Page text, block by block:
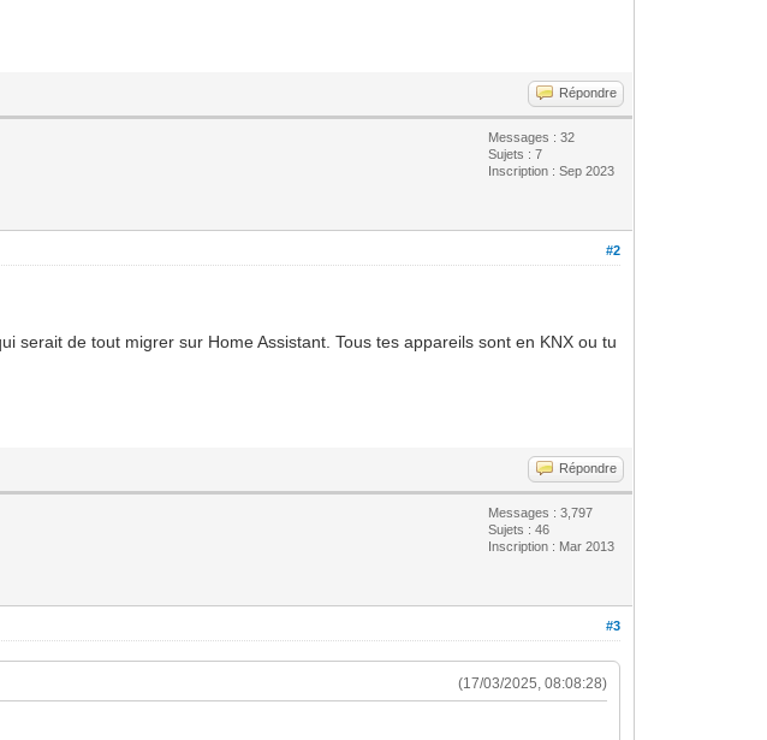
Répondre
Messages : 32
Sujets : 7
Inscription : Sep 2023
#2
de tout migrer sur Home Assistant. Tous tes appareils sont en KNX ou tu
Répondre
Messages : 3,797
Sujets : 46
Inscription : Mar 2013
#3
(17/03/2025, 08:08:28)